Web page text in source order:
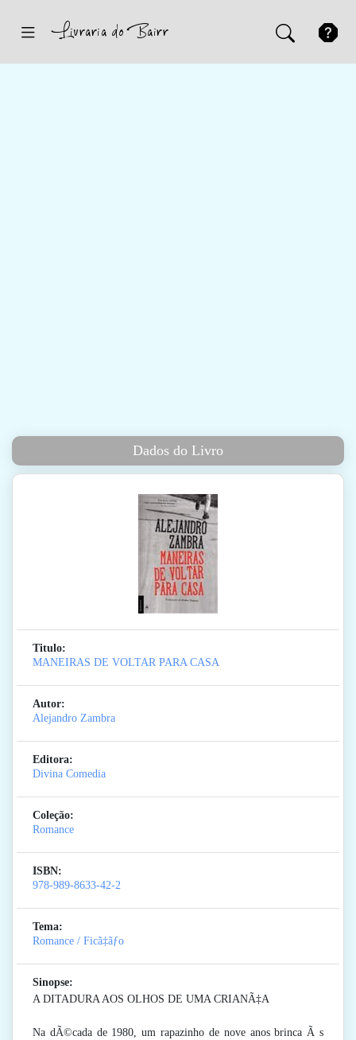
Dados do Livro
Titulo:
MANEIRAS DE VOLTAR PARA CASA
Autor:
Alejandro Zambra
Editora:
Divina Comedia
Coleção:
Romance
ISBN:
978-989-8633-42-2
Tema:
Romance / Ficã‡ãƒo
Sinopse:
A DITADURA AOS OLHOS DE UMA CRIANÃ‡A
Na dÃ©cada de 1980, um rapazinho de nove anos brinca Ã s